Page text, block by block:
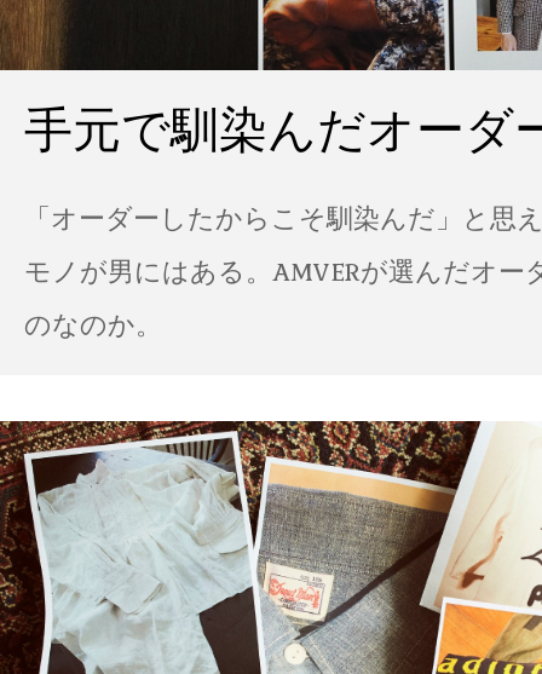
手元で馴染んだオーダ
「オーダーしたからこそ馴染んだ」と思
モノが男にはある。AMVERが選んだオー
のなのか。